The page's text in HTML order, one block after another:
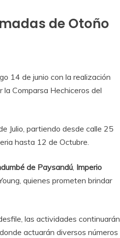
de Otoño
14 de junio con la realización
Comparsa Hechiceros del
Julio, partiendo desde calle 25
hasta 12 de Octubre.
de Paysandú, Imperio
quienes prometen brindar
las actividades continuarán
actuarán diversos números